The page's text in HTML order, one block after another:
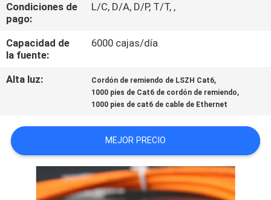
EN
CONTACTO
CON
CASOS
MAPA
Condiciones de
pago:
L/C, D/A, D/P, T/T, ,
Capacidad de
la fuente:
6000 cajas/día
Alta luz: Cordón de remiendo de LSZH Cat6,
1000 pies de Cat6 de cordón de remiendo,
1000 pies de cat6 de cable de Ethernet
MEJOR PRECIO